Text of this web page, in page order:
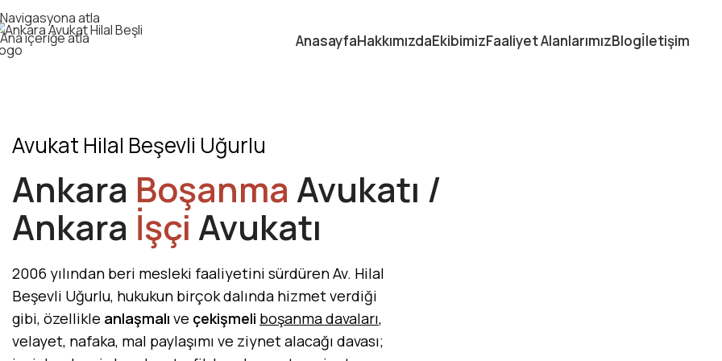
Navigasyona atla
Ana içeriğe atla
AnasayfaHakkımızdaEkibimizFaaliyet AlanlarımızBlogİletişim
Avukat Hilal Beşevli Uğurlu
Ankara Boşanma Avukatı /
Ankara İşçi Avukatı
2006 yılından beri mesleki faaliyetini sürdüren Av. Hilal
Beşevli Uğurlu, hukukun birçok dalında hizmet verdiği
gibi, özellikle anlaşmalı ve çekişmeli boşanma davaları,
velayet, nafaka, mal paylaşımı ve ziynet alacağı davası;